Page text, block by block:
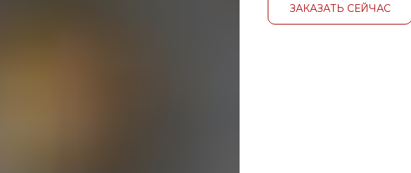
ЗАКАЗАТЬ СЕЙЧАС